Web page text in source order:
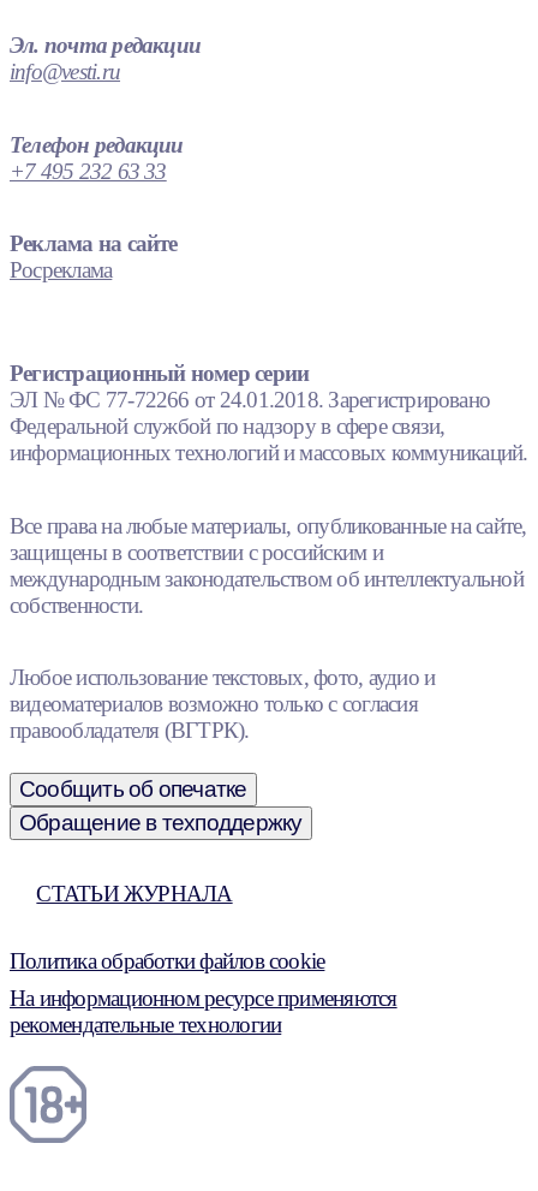
Эл. почта редакции
info@vesti.ru
Телефон редакции
+7 495 232 63 33
Реклама на сайте
Росреклама
Регистрационный номер серии
ЭЛ № ФС 77-72266 от 24.01.2018. Зарегистрировано
Федеральной службой по надзору в сфере связи,
информационных технологий и массовых коммуникаций.
Все права на любые материалы, опубликованные на сайте,
защищены в соответствии с российским и
международным законодательством об интеллектуальной
собственности.
Любое использование текстовых, фото, аудио и
видеоматериалов возможно только с согласия
правообладателя (ВГТРК).
Сообщить об опечатке
Обращение в техподдержку
СТАТЬИ ЖУРНАЛА
Политика обработки файлов cookie
На информационном ресурсе применяются
рекомендательные технологии